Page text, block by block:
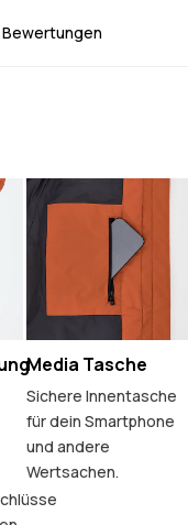
Bewertungen
Media Tasche
Sichere Innentasche
für dein Smartphone
und andere
Wertsachen.